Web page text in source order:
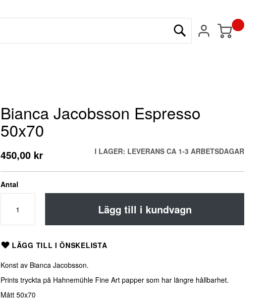
Min kundvagn
Bianca Jacobsson Espresso
50x70
450,00 kr I LAGER: LEVERANS CA 1-3 ARBETSDAGAR
Antal
Lägg till i kundvagn
LÄGG TILL I ÖNSKELISTA
Konst av Bianca Jacobsson.
Prints tryckta på Hahnemühle Fine Art papper som har längre hållbarhet.
Mått 50x70